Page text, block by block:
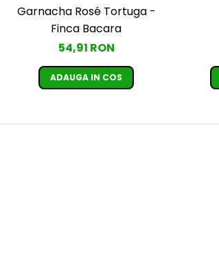
Garnacha Rosé Tortuga -
Finca Bacara
54,91 RON
ADAUGA IN COS